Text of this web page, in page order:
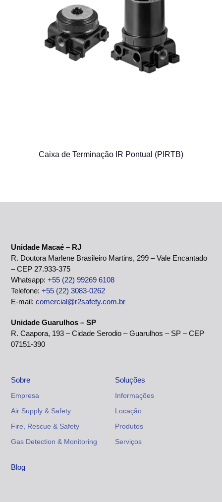
Caixa de Terminação IR Pontual (PIRTB)
Unidade Macaé – RJ
R. Doutora Marlene Brasileiro Martins, 299 – Vale Encantado
– CEP 27.933-375
Whatsapp:+55 (22) 99269 6108
Telefone:+55 (22) 3083-0262
E-mail:comercial@r2safety.com.br
Unidade Guarulhos – SP
R. Caapora, 193 – Cidade Serodio – Guarulhos – SP – CEP
07151-390
Sobre
Empresa
Air Supply & Safety
Fire, Rescue & Safety
Gas Detection & Monitoring
Soluções
Informações
Locação
Produtos
Serviços
Blog